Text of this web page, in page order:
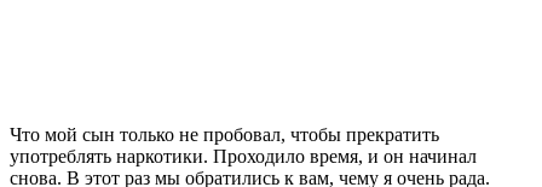
Что мой сын только не пробовал, чтобы прекратить
употреблять наркотики. Проходило время, и он начинал
снова. В этот раз мы обратились к вам, чему я очень рада.